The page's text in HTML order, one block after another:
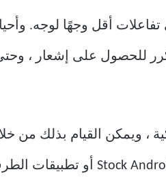
أقل وجهًا لوجه.
للحصول على إشعار ،
ويمكن القيام بذلك من